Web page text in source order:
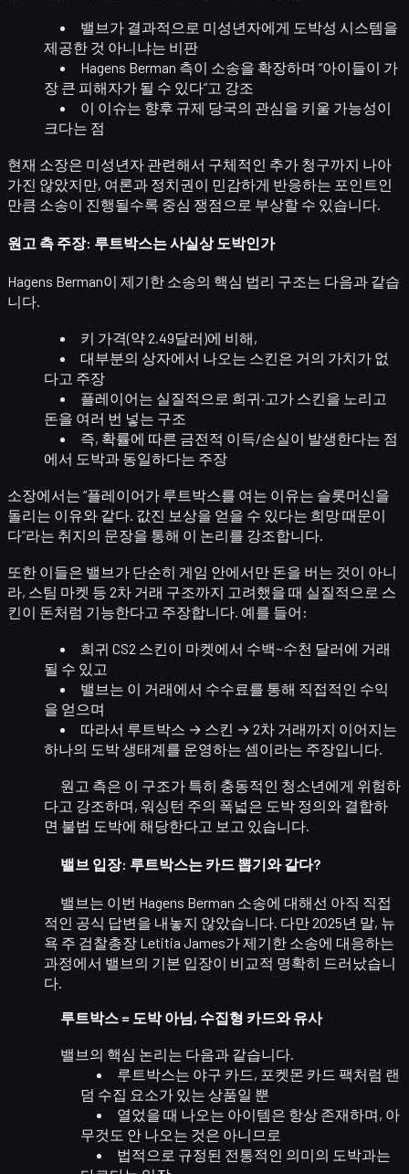
밸브가 결과적으로 미성년자에게 도박성 시스템을
제공한 것 아니냐는 비판
Hagens Berman 측이 소송을 확장하며 “아이들이 가
장 큰 피해자가 될 수 있다”고 강조
이 이슈는 향후 규제 당국의 관심을 키울 가능성이
크다는 점
현재 소장은 미성년자 관련해서 구체적인 추가 청구까지 나아
가진 않았지만, 여론과 정치권이 민감하게 반응하는 포인트인
만큼 소송이 진행될수록 중심 쟁점으로 부상할 수 있습니다.
원고 측 주장: 루트박스는 사실상 도박인가
Hagens Berman이 제기한 소송의 핵심 법리 구조는 다음과 같습
니다.
키 가격(약 2.49달러)에 비해,
대부분의 상자에서 나오는 스킨은 거의 가치가 없
다고 주장
플레이어는 실질적으로 희귀·고가 스킨을 노리고
돈을 여러 번 넣는 구조
즉, 확률에 따른 금전적 이득/손실이 발생한다는 점
에서 도박과 동일하다는 주장
소장에서는 “플레이어가 루트박스를 여는 이유는 슬롯머신을
돌리는 이유와 같다. 값진 보상을 얻을 수 있다는 희망때문이
다”라는 취지의 문장을 통해 이 논리를 강조합니다.
또한 이들은 밸브가 단순히 게임 안에서만 돈을 버는 것이 아니
라, 스팀 마켓 등 2차 거래 구조까지 고려했을 때 실질적으로 스
킨이 돈처럼 기능한다고 주장합니다. 예를 들어:
희귀 CS2 스킨이 마켓에서 수백~수천 달러에 거래
될 수 있고
밸브는 이 거래에서 수수료를 통해 직접적인 수익
을 얻으며
따라서 루트박스 → 스킨 → 2차 거래까지 이어지는
하나의 도박 생태계를 운영하는 셈이라는 주장입니다.
원고 측은 이 구조가 특히 충동적인 청소년에게 위험하
다고 강조하며, 워싱턴 주의 폭넓은 도박 정의와 결합하
면 불법 도박에 해당한다고 보고 있습니다.
밸브 입장: 루트박스는 카드 뽑기와 같다?
밸브는 이번 Hagens Berman 소송에 대해선 아직 직접
적인 공식 답변을 내놓지 않았습니다. 다만 2025년 말, 뉴
욕 주 검찰총장 Letitia James가 제기한 소송에 대응하는
과정에서 밸브의 기본 입장이 비교적 명확히 드러났습니
다.
루트박스 = 도박 아님, 수집형 카드와 유사
밸브의 핵심 논리는 다음과 같습니다.
루트박스는 야구 카드, 포켓몬 카드 팩처럼 랜
덤 수집 요소가 있는 상품일 뿐
열었을 때 나오는 아이템은 항상 존재하며, 아
무것도 안 나오는 것은 아니므로
법적으로 규정된 전통적인 의미의 도박과는